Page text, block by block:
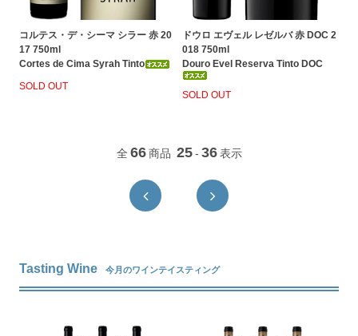
コルテス・デ・シーマ シラー 赤 20
17 750ml
Cortes de Cima Syrah Tinto
SOLD OUT
ドウロ エヴェル レゼルバ 赤 DOC 2
018 750ml
Douro Evel Reserva Tinto DOC
SOLD OUT
全 66 商品 25 - 36 表示
Tasting Wine 今月のワインテイスティング